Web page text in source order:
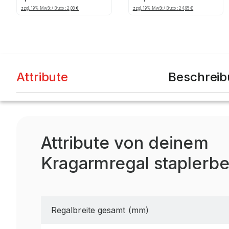
ca. 100 mm
zzgl. 19% MwSt / Brutto :2,08€
verzinkt
zzgl. 19% MwSt / Brutto : 24,95€
Attribute
Attribute von deinem
Kragarmregal
Regalbreite gesamt (mm)